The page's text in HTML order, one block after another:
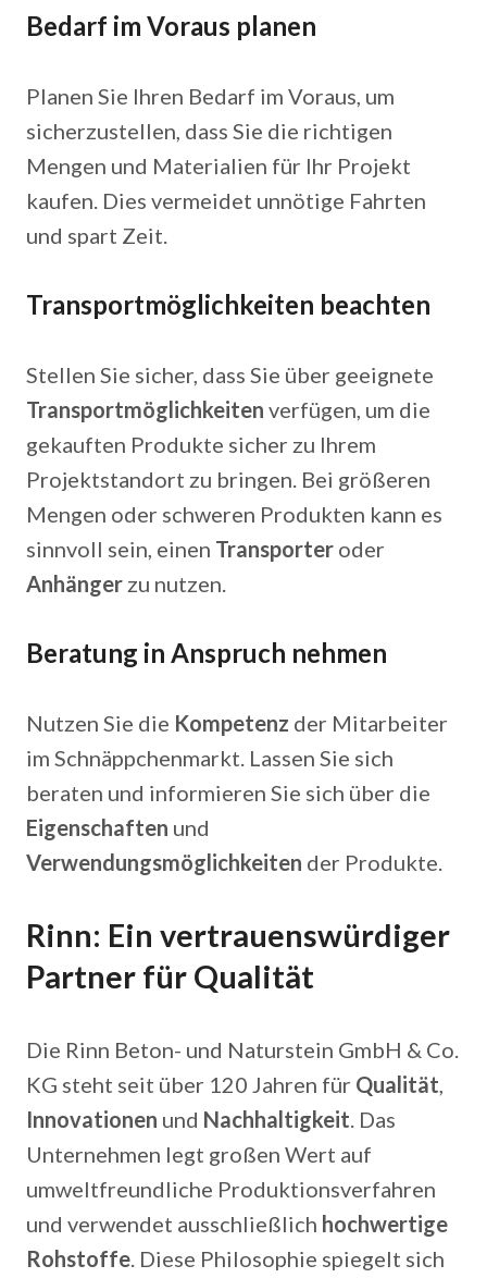
Bedarf im Voraus planen
Planen Sie Ihren Bedarf im Voraus, um
sicherzustellen, dass Sie die richtigen
Mengen und Materialien für Ihr Projekt
kaufen. Dies vermeidet unnötige Fahrten
und spart Zeit.
Transportmöglichkeiten beachten
Stellen Sie sicher, dass Sie über geeignete
Transportmöglichkeiten verfügen, um die
gekauften Produkte sicher zu Ihrem
Projektstandort zu bringen. Bei größeren
Mengen oder schweren Produkten kann es
sinnvoll sein, einen Transporter oder
Anhänger zu nutzen.
Beratung in Anspruch nehmen
Nutzen Sie die Kompetenz der Mitarbeiter
im Schnäppchenmarkt. Lassen Sie sich
beraten und informieren Sie sich über die
Eigenschaften und
Verwendungsmöglichkeiten der Produkte.
Rinn: Ein vertrauenswürdiger
Partner für Qualität
Die Rinn Beton- und Naturstein GmbH & Co.
KG steht seit über 120 Jahren für Qualität,
Innovationen und Nachhaltigkeit. Das
Unternehmen legt großen Wert auf
umweltfreundliche Produktionsverfahren
und verwendet ausschließlich hochwertige
Rohstoffe. Diese Philosophie spiegelt sich